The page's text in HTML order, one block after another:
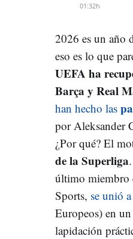
01:32h
2026 es un año
eso es lo que
UEFA ha
Barça y Real
han hecho las
por Aleksander
¿Por qué? El
de la Superliga
último miembro
Sports, se unió
Europeos) en
lapidación